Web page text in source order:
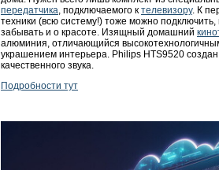
передатчика, подключаемого к телевизору. К
техники (всю систему!) тоже можно
забывать и о красоте. Изящный домашний
алюминия, отличающийся
украшением интерьера. Philips HTS9520
качественного звука.
Подробности тут